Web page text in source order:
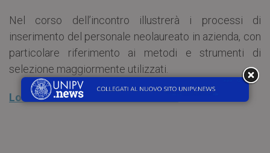
Nel corso dell’incontro illustrerà i processi di
inserimento del personale neolaureato in azienda, con
particolare riferimento ai metodi e strumenti di
selezione maggiormente utilizzati.
Locandina “Laureato… E adesso?”